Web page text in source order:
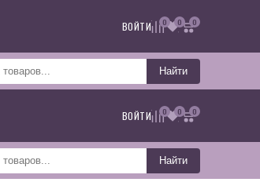
ВОЙТИ 0 0 0
Найти
ВОЙТИ 0 0 0
Найти